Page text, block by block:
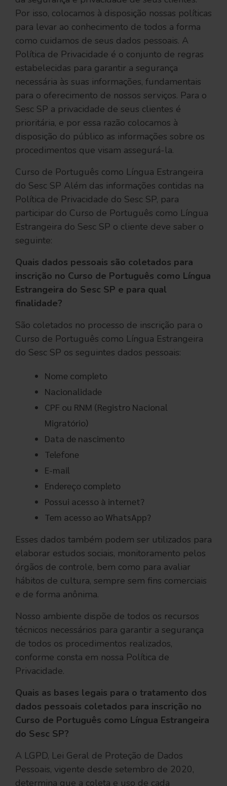
Por isso, colocamos à disposição nossas políticas
para levar ao conhecimento de todos a forma
como cuidamos de seus dados pessoais. A
Política de Privacidade é o conjunto de regras
estabelecidas para garantir a segurança
necessária às suas informações, fundamentais
para o oferecimento de nossos serviços. Para o
Sesc SP a privacidade de seus clientes é
prioritária, e por essa razão colocamos à
disposição do público as informações sobre os
procedimentos que visam assegurá-la.
Curso de Português como Língua Estrangeira
do Sesc SP Além das informações contidas na
Política de Privacidade do Sesc SP, para
participar do Curso de Português como Língua
Estrangeira do Sesc SP o cliente deve saber o
seguinte:
Quais dados pessoais são coletados para
inscrição no Curso de Português como Língua
Estrangeira do Sesc SP e para qual
finalidade?
São coletados no processo de inscrição para o
Curso de Português como Língua Estrangeira
do Sesc SP os seguintes dados pessoais:
Nome completo
Nacionalidade
CPF ou RNM (Registro Nacional
Migratório)
Data de nascimento
Telefone
E-mail
Endereço completo
Possui acesso à internet?
Tem acesso ao WhatsApp?
Esses dados também podem ser utilizados para
elaborar estudos sociais, monitoramento pelos
órgãos de controle, bem como para avaliar
hábitos de cultura, sempre sem fins comerciais
e de forma anônima.
Nosso ambiente dispõe de todos os recursos
técnicos necessários para garantir a segurança
de todos os procedimentos realizados,
conforme consta em nossa Política de
Privacidade.
Quais as bases legais para o tratamento dos
dados pessoais coletados para inscrição no
Curso de Português como Língua Estrangeira
do Sesc SP?
A LGPD, Lei Geral de Proteção de Dados
Pessoais, vigente desde setembro de 2020,
determina que a coleta e uso de cada